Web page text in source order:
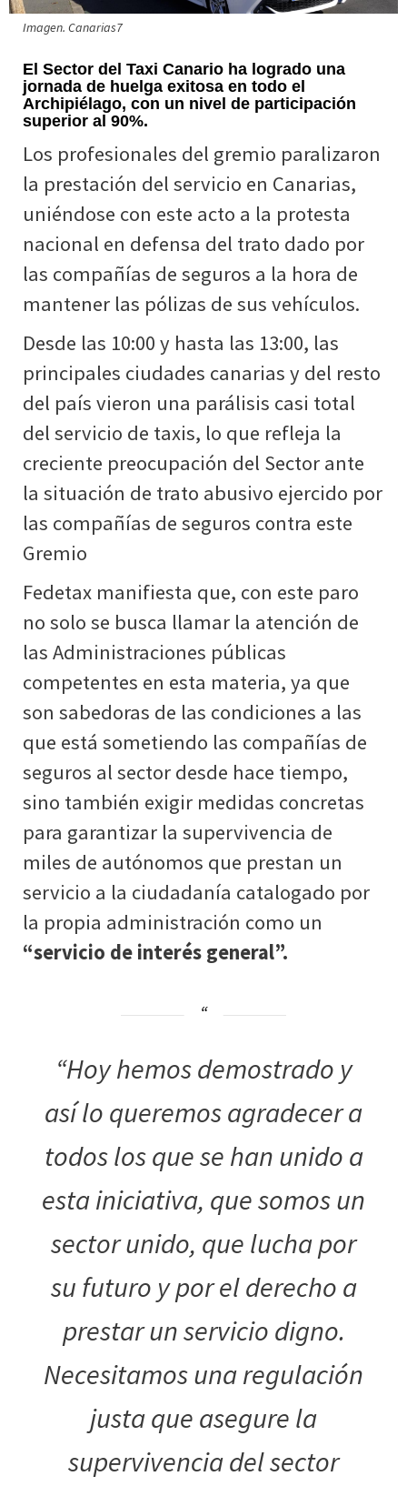
Imagen. Canarias7
El Sector del Taxi Canario ha logrado una
jornada de huelga exitosa en todo el
Archipiélago, con un nivel de participación
superior al 90%.
Los profesionales del gremio paralizaron
la prestación del servicio en Canarias,
uniéndose con este acto a la protesta
nacional en defensa del trato dado por
las compañías de seguros a la hora de
mantener las pólizas de sus vehículos.
Desde las 10:00 y hasta las 13:00, las
principales ciudades canarias y del resto
del país vieron una parálisis casi total
del servicio de taxis, lo que refleja la
creciente preocupación del Sector ante
la situación de trato abusivo ejercido por
las compañías de seguros contra este
Gremio
Fedetax manifiesta que, con este paro
no solo se busca llamar la atención de
las Administraciones públicas
competentes en esta materia, ya que
son sabedoras de las condiciones a las
que está sometiendo las compañías de
seguros al sector desde hace tiempo,
sino también exigir medidas concretas
para garantizar la supervivencia de
miles de autónomos que prestan un
servicio a la ciudadanía catalogado por
la propia administración como un
“servicio de interés general”.
“Hoy hemos demostrado y
así lo queremos agradecer a
todos los que se han unido a
esta iniciativa, que somos un
sector unido, que lucha por
su futuro y por el derecho a
prestar un servicio digno.
Necesitamos una regulación
justa que asegure la
supervivencia del sector